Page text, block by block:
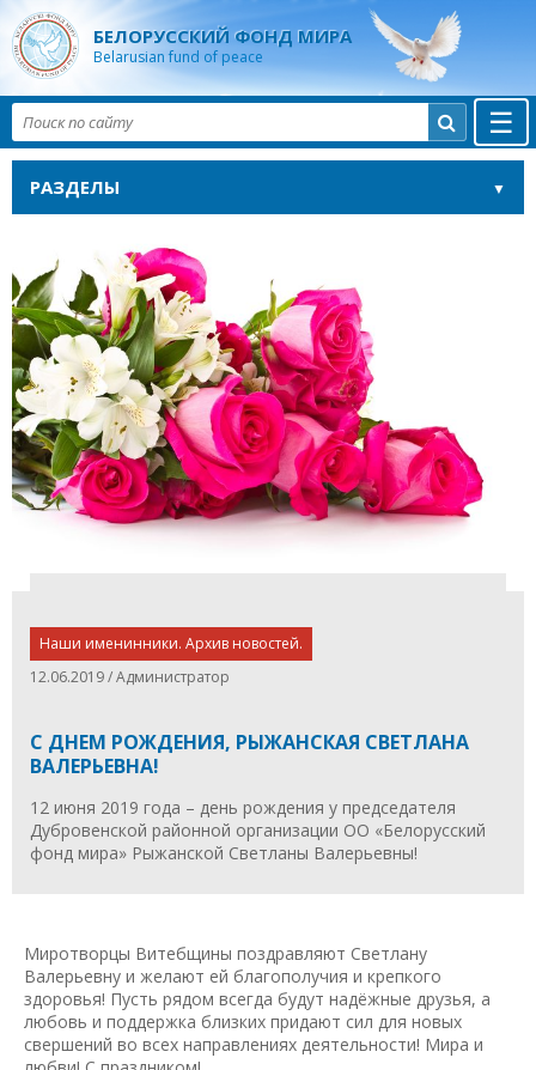
БЕЛОРУССКИЙ ФОНД МИРА
Belarusian fund of peace
☰

РАЗДЕЛЫ
Наши именинники. Архив новостей.
12.06.2019 / Администратор
С ДНЕМ РОЖДЕНИЯ, РЫЖАНСКАЯ СВЕТЛАНА
ВАЛЕРЬЕВНА!
12 июня 2019 года – день рождения у председателя
Дубровенской районной организации ОО «Белорусский
фонд мира» Рыжанской Светланы Валерьевны!
Миротворцы Витебщины поздравляют Светлану
Валерьевну и желают ей благополучия и крепкого
здоровья! Пусть рядом всегда будут надёжные друзья, а
любовь и поддержка близких придают сил для новых
свершений во всех направлениях деятельности! Мира и